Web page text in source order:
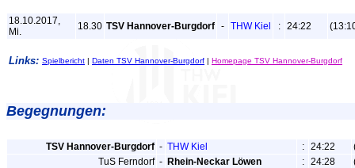
18.10.2017,
Mi.
18.30 TSV Hannover-Burgdorf - THW Kiel : 24:22
Links: Spielbericht | Daten TSV Hannover-Burgdorf | Homepage TSV Hannover-Burgdorf
Begegnungen:
TSV Hannover-Burgdorf - THW Kiel : 24:22
TuS Ferndorf - Rhein-Neckar Löwen : 24:28